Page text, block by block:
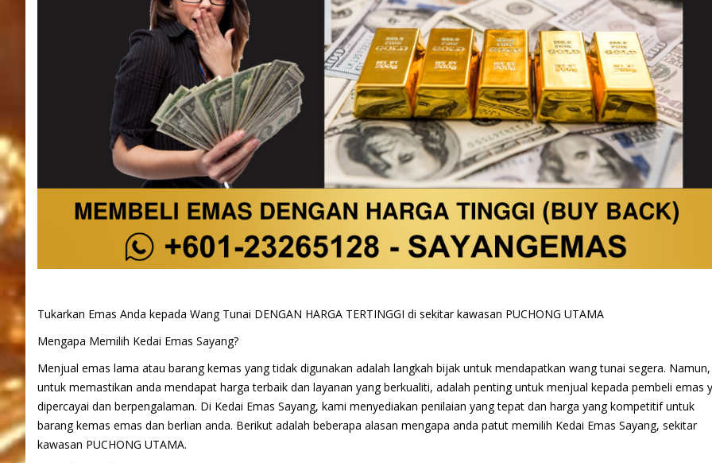
Tukarkan Emas Anda kepada Wang Tunai DENGAN HARGA TERTINGGI di sekitar kawasan PUCHONG UTAMA
Mengapa Memilih Kedai Emas Sayang?
Menjual emas lama atau barang kemas yang tidak digunakan adalah langkah bijak untuk mendapatkan wang tunai segera. Namun,
untuk memastikan anda mendapat harga terbaik dan layanan yang berkualiti, adalah penting untuk menjual kepada pembeli emas
dipercayai dan berpengalaman. Di Kedai Emas Sayang, kami menyediakan penilaian yang tepat dan harga yang kompetitif untuk
barang kemas emas dan berlian anda. Berikut adalah beberapa alasan mengapa anda patut memilih Kedai Emas Sayang, sekitar
kawasan PUCHONG UTAMA.